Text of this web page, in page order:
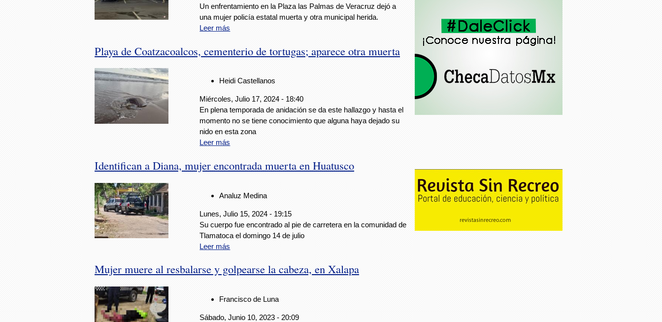
Un enfrentamiento en la Plaza las Palmas de Veracruz dejó a
una mujer policía estatal muerta y otra municipal herida.
Leer más
Playa de Coatzacoalcos, cementerio de tortugas; aparece otra muerta
Heidi Castellanos
Miércoles, Julio 17, 2024 - 18:40
En plena temporada de anidación se da este hallazgo y hasta el
momento no se tiene conocimiento que alguna haya dejado su
nido en esta zona
Leer más
Identifican a Diana, mujer encontrada muerta en Huatusco
Analuz Medina
Lunes, Julio 15, 2024 - 19:15
Su cuerpo fue encontrado al pie de carretera en la comunidad de
Tlamatoca el domingo 14 de julio
Leer más
Mujer muere al resbalarse y golpearse la cabeza, en Xalapa
Francisco de Luna
Sábado, Junio 10, 2023 - 20:09